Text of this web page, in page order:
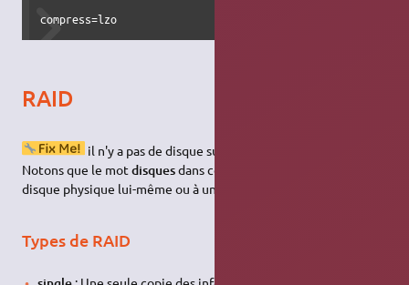
compress=lzo
RAID
il n'y a pas de disque sur les SSD (
Notons que le motdisquesdans ce chapitre fait référence au
disque physique lui-même ou à une
Types de RAID